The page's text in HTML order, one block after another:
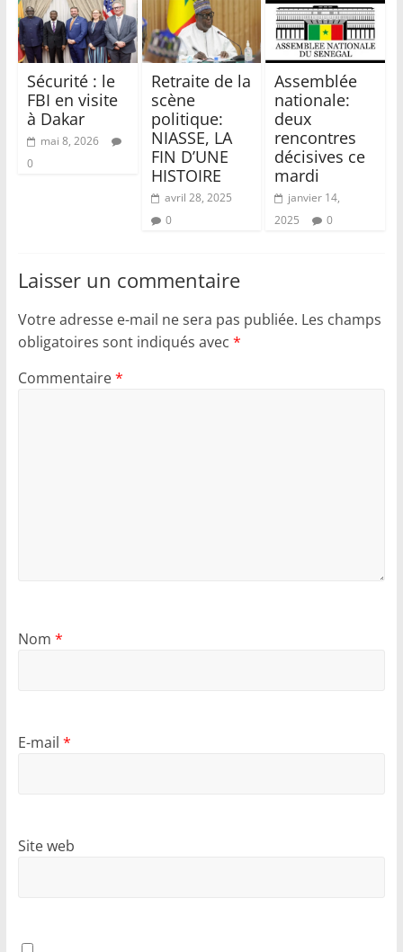
Sécurité : le
FBI en visite
à Dakar
mai 8, 2026
0
Retraite de la
scène
politique:
NIASSE, LA
FIN D’UNE
HISTOIRE
avril 28, 2025
0
Assemblée
nationale:
deux
rencontres
décisives ce
mardi
janvier 14,
2025
0
Laisser un commentaire
Votre adresse e-mail ne sera pas publiée. Les champs
obligatoires sont indiqués avec *
Commentaire*
Nom *
E-mail *
Site web